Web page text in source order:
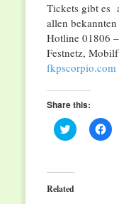
Tickets gibt es
allen
Hotline 01806
Festnetz,
fkpscorpio.com
Share this:
Click
to
(Opens
in
new
Click
to
Related